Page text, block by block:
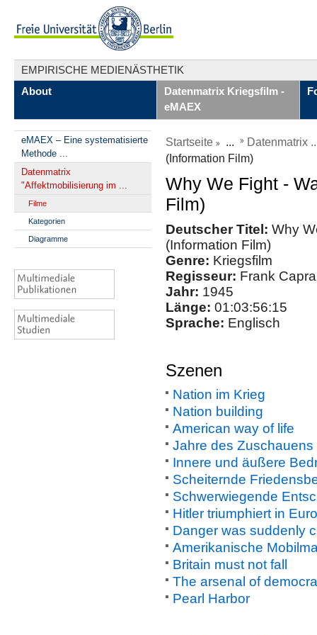
EMPIRISCHE MEDIENÄSTHETIK
About
Datenmatrix Kriegsfilm -
eMAEX
eMAEX – Eine systematisierte
Methode ...
Datenmatrix
"Affektmobilisierung im ...
Filme
Kategorien
Diagramme
Startseite ...
Datenmatrix
(Information Film)
Why We Fight -
Film)
Deutscher Titel: Why
(Information Film)
Genre: Kriegsfilm
Regisseur: Frank Capra
Jahr: 1945
Länge: 01:03:56:15
Sprache: Englisch
Szenen
Nation im Krieg
Nation building
American way of life
Jahre des Zuschauens
Innere und äußere
Scheiternde
Schwerwiegende
Hitler triumphiert in
Danger was suddenly
Amerikanische
Britain must not fall
The arsenal of
Pearl Harbor